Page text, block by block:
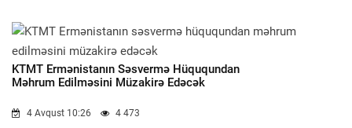
KTMT Ermənistanın Səsvermə Hüququndan
Məhrum Edilməsini Müzakirə Edəcək
4 Avqust 10:26 4 473